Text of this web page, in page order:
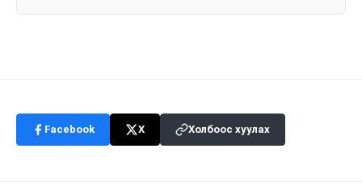
Facebook X Холбоос хуулах